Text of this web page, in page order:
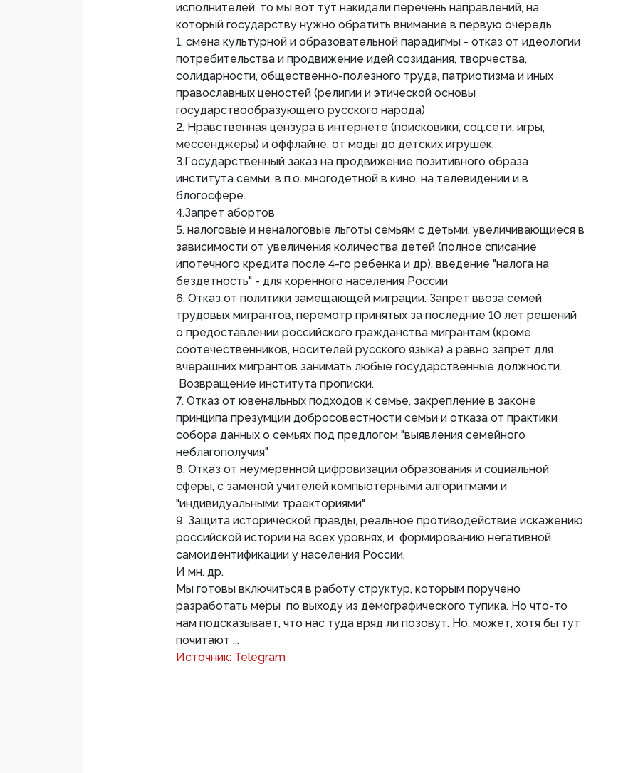
исполнителей, то мы вот тут накидали перечень направлений, на
который государству нужно обратить внимание в первую очередь
1. смена культурной и образовательной парадигмы - отказ от идеологии
потребительства и продвижение идей созидания, творчества,
солидарности, общественно-полезного труда, патриотизма и иных
православных ценостей (религии и этической основы
государствообразующего русского народа)
2. Нравственная цензура в интернете (поисковики, соц.сети, игры,
мессенджеры) и оффлайне, от моды до детских игрушек.
3.Государственный заказ на продвижение позитивного образа
института семьи, в п.о. многодетной в кино, на телевидении и в
блогосфере.
4.Запрет абортов
5. налоговые и неналоговые льготы семьям с детьми, увеличивающиеся в
зависимости от увеличения количества детей (полное списание
ипотечного кредита после 4-го ребенка и др), введение "налога на
бездетность" - для коренного населения России
6. Отказ от политики замещающей миграции. Запрет ввоза семей
трудовых мигрантов, перемотр принятых за последние 10 лет решений
о предоставлении российского гражданства мигрантам (кроме
соотечественников, носителей русского языка) а равно запрет для
вчерашних мигрантов занимать любые государственные должности.
Возвращение института прописки.
7. Отказ от ювенальных подходов к семье, закрепление в законе
принципа презумции добросовестности семьи и отказа от практики
собора данных о семьях под предлогом "выявления семейного
неблагополучия"
8. Отказ от неумеренной цифровизации образования и социальной
сферы, с заменой учителей компьютерными алгоритмами и
"индивидуальными траекториями"
9. Защита исторической правды, реальное противодействие искажению
российской истории на всех уровнях, и формированию негативной
самоидентификации у населения России.
И мн. др.
Мы готовы включиться в работу структур, которым поручено
разработать меры по выходу из демографического тупика. Но что-то
нам подсказывает, что нас туда вряд ли позовут. Но, может, хотя бы тут
почитают ...
Источник: Telegram